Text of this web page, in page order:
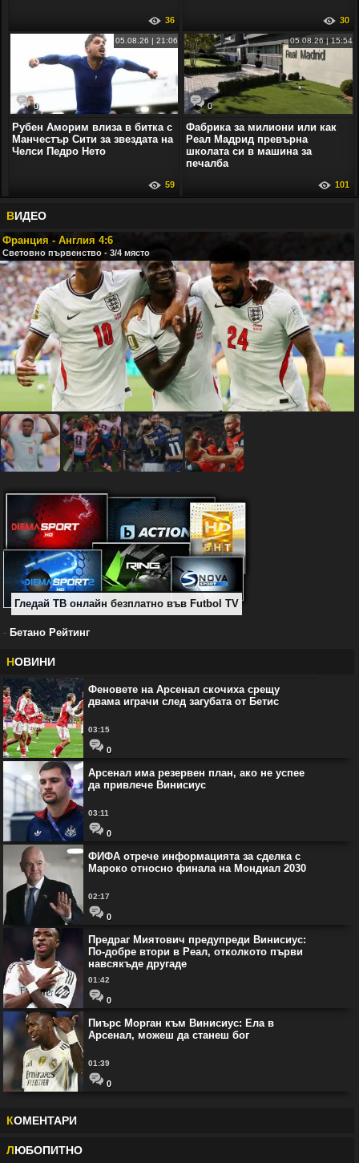
36 30
0
05.08.26 | 21:06
Рубен Аморим влиза в битка с
Манчестър Сити за звездата на
Челси Педро Нето
59
0
05.08.26 | 15:54
Фабрика за милиони или как
Реал Мадрид превърна
школата си в машина за
печалба
101
ВИДЕО
Франция - Англия 4:6
Световно първенство - 3/4 място
Гледай ТВ онлайн безплатно във Futbol TV
- Бетано Рейтинг
НОВИНИ
Феновете на Арсенал скочиха срещу
двама играчи след загубата от Бетис
03:15
0
Арсенал има резервен план, ако не успее
да привлече Винисиус
03:11
0
ФИФА отрече информацията за сделка с
Мароко относно финала на Мондиал 2030
02:17
0
Предраг Миятович предупреди Винисиус:
По-добре втори в Реал, отколкото първи
навсякъде другаде
01:42
0
Пиърс Морган към Винисиус: Ела в
Арсенал, можеш да станеш бог
01:39
0
КОМЕНТАРИ
ЛЮБОПИТНО